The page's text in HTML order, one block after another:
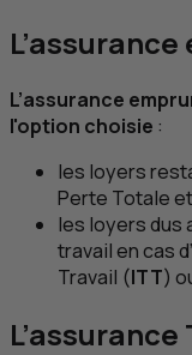
L’assurance
l'option choisie :
les loyers
Perte Totale
les loyers dus
travail en cas
Travail (ITT)